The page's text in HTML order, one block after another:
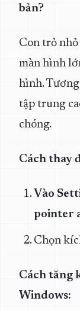
bản?
Con trỏ
màn hình
hình.
tập trung
chóng.
Cách thay
Vào
pointer
Chọn
Cách tăng
Windows: